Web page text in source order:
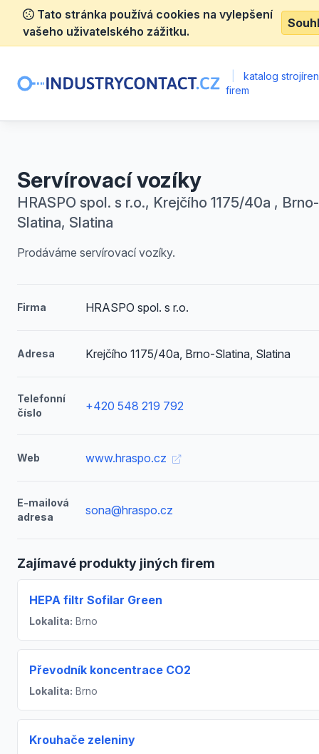
Tato stránka používá cookies na vylepšení
vašeho uživatelského zážitku.
katalog
firem
Servírovací vozíky
HRASPO spol. s r.o., Krejčího 1175/40a , Brno-
Slatina, Slatina
Prodáváme servírovací vozíky.
Firma HRASPO spol. s r.o.
Adresa Krejčího 1175/40a, Brno-Slatina, Slatina
Telefonní
číslo
+420 548 219 792
Web www.hraspo.cz
E-mailová
adresa
sona@hraspo.cz
Zajímavé produkty jiných firem
HEPA filtr Sofilar Green
Lokalita: Brno
Převodník koncentrace CO2
Lokalita: Brno
Krouhače zeleniny